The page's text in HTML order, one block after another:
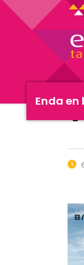
Enda en